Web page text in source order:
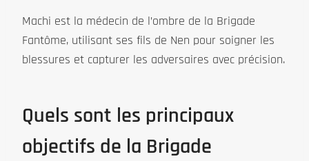
Machi est la médecin de l’ombre de la Brigade
Fantôme, utilisant ses fils de Nen pour soigner les
blessures et capturer les adversaires avec précision.
Quels sont les principaux
objectifs de la Brigade